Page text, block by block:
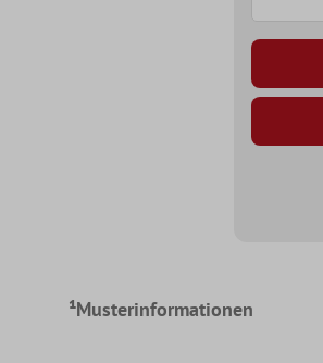
¹Musterinformationen